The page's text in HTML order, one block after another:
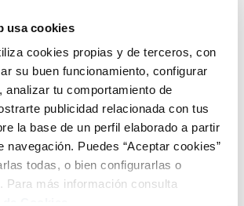
usa cookies
cookies propias y de terceros, con
su buen funcionamiento, configurar
analizar tu comportamiento de
publicidad relacionada con tus
la base de un perfil elaborado a partir
navegación. Puedes “Aceptar cookies”
todas, o bien configurarlas o
Para más información consulta
192 g
Hojaldre de queso de
cabra y cebolla
caramelizada Premium
3,99 € Caja 2 uds 200 g
Añadir